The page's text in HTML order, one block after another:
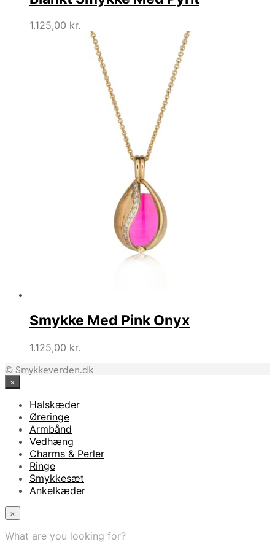
1.125,00 kr.
Smykke Med Pink Onyx
1.125,00 kr.
© Smykkeverden.dk
×
Halskæder
Øreringe
Armbånd
Vedhæng
Charms & Perler
Ringe
Smykkesæt
Ankelkæder
×
What are you looking for?